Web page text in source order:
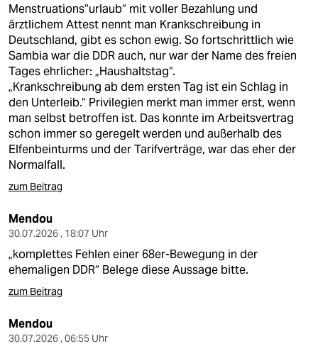
Menstruations“urlaub“ mit voller Bezahlung und
ärztlichem Attest nennt man Krankschreibung in
Deutschland, gibt es schon ewig. So fortschrittlich wie
Sambia war die DDR auch, nur war der Name des freien
Tages ehrlicher: „Haushaltstag“.
„Krankschreibung ab dem ersten Tag ist ein Schlag in
den Unterleib.“ Privilegien merkt man immer erst, wenn
man selbst betroffen ist. Das konnte im Arbeitsvertrag
schon immer so geregelt werden und außerhalb des
Elfenbeinturms und der Tarifverträge, war das eher der
Normalfall.
zum Beitrag
Mendou
30.07.2026 , 18:07 Uhr
„komplettes Fehlen einer 68er-Bewegung in der
ehemaligen DDR“ Belege diese Aussage bitte.
zum Beitrag
Mendou
30.07.2026 , 06:55 Uhr